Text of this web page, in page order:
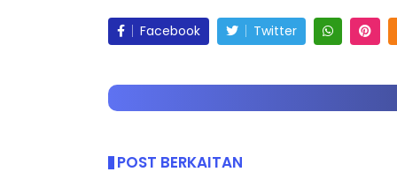
Facebook Twitter
POST BERKAITAN